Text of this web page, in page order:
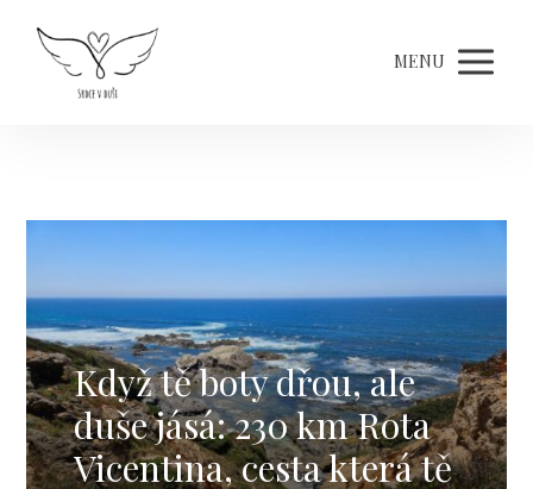
MENU
Když tě boty dřou, ale
duše jásá: 230 km Rota
Vicentina, cesta která tě